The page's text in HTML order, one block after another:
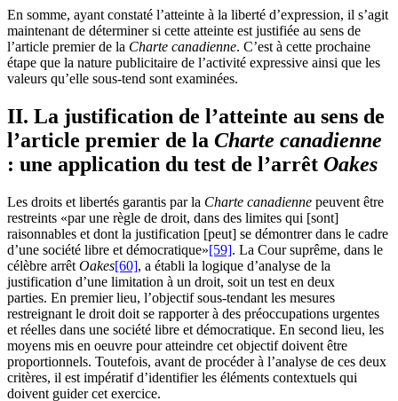
En somme, ayant constaté l’atteinte à la liberté d’expression, il s’agit
maintenant de déterminer si cette atteinte est justifiée au sens de
l’article premier de la Charte canadienne. C’est à cette prochaine
étape que la nature publicitaire de l’activité expressive ainsi que les
valeurs qu’elle sous-tend sont examinées.
II. La justification de l’atteinte au sens de
l’article premier de la Charte canadienne
: une application du test de l’arrêt Oakes
Les droits et libertés garantis par la Charte canadienne peuvent être
restreints «par une règle de droit, dans des limites qui [sont]
raisonnables et dont la justification [peut] se démontrer dans le cadre
d’une société libre et démocratique»[59]. La Cour suprême, dans le
célèbre arrêt Oakes[60], a établi la logique d’analyse de la
justification d’une limitation à un droit, soit un test en deux
parties. En premier lieu, l’objectif sous-tendant les mesures
restreignant le droit doit se rapporter à des préoccupations urgentes
et réelles dans une société libre et démocratique. En second lieu, les
moyens mis en oeuvre pour atteindre cet objectif doivent être
proportionnels. Toutefois, avant de procéder à l’analyse de ces deux
critères, il est impératif d’identifier les éléments contextuels qui
doivent guider cet exercice.